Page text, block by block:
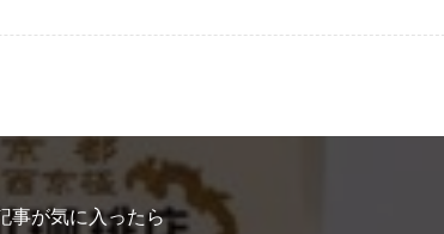
事が気に入ったら